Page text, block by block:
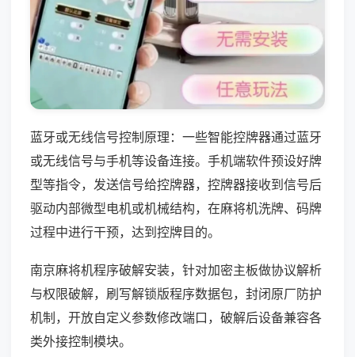
蓝牙或无线信号控制原理：一些智能控牌器通过蓝牙
或无线信号与手机等设备连接。手机端软件预设好牌
型等指令，发送信号给控牌器，控牌器接收到信号后
驱动内部微型电机或机械结构，在麻将机洗牌、码牌
过程中进行干预，达到控牌目的。
南京麻将机程序破解安装，针对加密主板做协议解析
与权限破解，刷写解锁版程序数据包，封闭原厂防护
机制，开放自定义参数修改端口，破解后设备兼容各
类外接控制模块。